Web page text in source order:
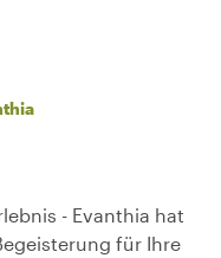
- Evanthia hat
für Ihre